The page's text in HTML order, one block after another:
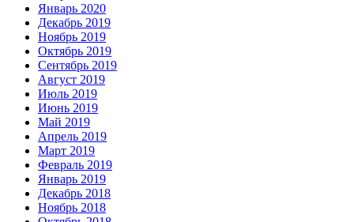
Январь 2020
Декабрь 2019
Ноябрь 2019
Октябрь 2019
Сентябрь 2019
Август 2019
Июль 2019
Июнь 2019
Май 2019
Апрель 2019
Март 2019
Февраль 2019
Январь 2019
Декабрь 2018
Ноябрь 2018